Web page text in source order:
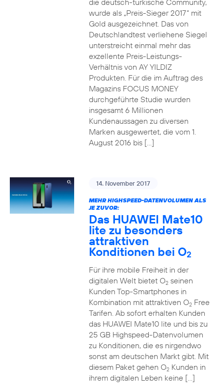
die deutsch-türkische Community,
wurde als „Preis-Sieger 2017“ mit
Gold ausgezeichnet. Das von
Deutschlandtest verliehene Siegel
unterstreicht einmal mehr das
exzellente Preis-Leistungs-
Verhältnis von AY YILDIZ
Produkten. Für die im Auftrag des
Magazins FOCUS MONEY
durchgeführte Studie wurden
insgesamt 6 Millionen
Kundenaussagen zu diversen
Marken ausgewertet, die vom 1.
August 2016 bis […]
14. November 2017
MEHR HIGHSPEED-DATENVOLUMEN ALS
JE ZUVOR:
Das HUAWEI Mate10
lite zu besonders
attraktiven
Konditionen bei O2
Für ihre mobile Freiheit in der
digitalen Welt bietet O2seinen
Kunden Top-Smartphones in
Kombination mit attraktiven O2Free
Tarifen. Ab sofort erhalten Kunden
das HUAWEI Mate10 lite und bis zu
25 GB Highspeed-Datenvolumen
zu Konditionen, die es nirgendwo
sonst am deutschen Markt gibt. Mit
diesem Paket gehen O2Kunden in
ihrem digitalen Leben keine […]